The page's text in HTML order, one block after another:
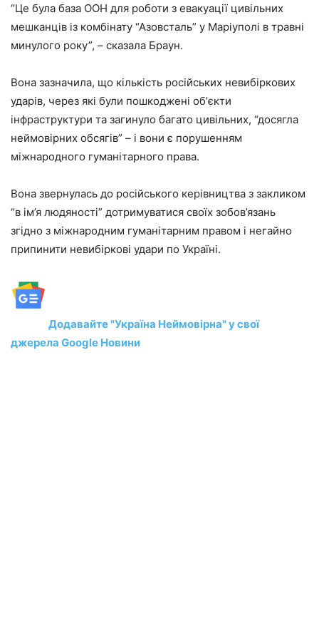
“Це була база ООН для роботи з евакуації цивільних
мешканців із комбінату “Азовсталь” у Маріуполі в травні
минулого року”, – сказала Браун.
Вона зазначила, що кількість російських невибіркових
ударів, через які були пошкоджені обʼєкти
інфраструктури та загинуло багато цивільних, “досягла
неймовірних обсягів” – і вони є порушенням
міжнародного гуманітарного права.
Вона звернулась до російського керівництва з закликом
“в ім’я людяності” дотримуватися своїх зобов’язань
згідно з міжнародним гуманітарним правом і негайно
припинити невибіркові удари по Україні.
Додавайте "Україна Неймовірна" у свої
джерела Google Новини